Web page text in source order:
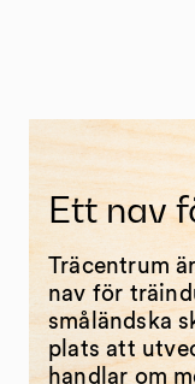
Ett nav
Träcentrum
nav för
småländska
plats att
handlar om